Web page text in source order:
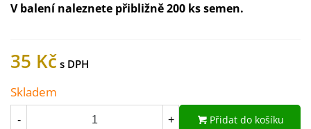
V balení naleznete přibližně 200 ks semen.
35 Kč
Skladem
- + Přidat do košíku